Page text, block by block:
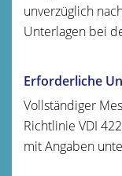
unverzüglich
Unterlagen bei
Erforderliche
Vollständiger
Richtlinie VDI
mit Angaben